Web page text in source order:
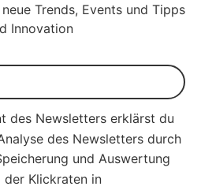
Trends, Events und Tipps
Innovation
des Newsletters erklärst du
des Newsletters durch
und Auswertung
der Klickraten in